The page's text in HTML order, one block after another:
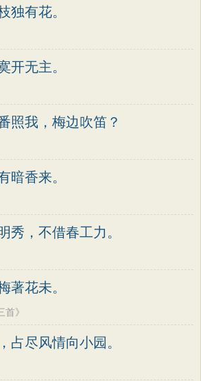
独有花。
开无主。
照我，梅边吹笛？
暗香来。
秀，不借春工力。
著花未。
》
占尽风情向小园。